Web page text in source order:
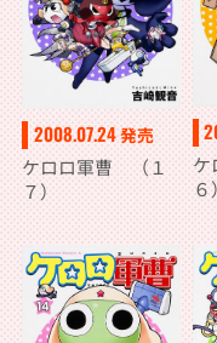
2008.07.24発売
ケロロ軍曹 （１
７）
６）